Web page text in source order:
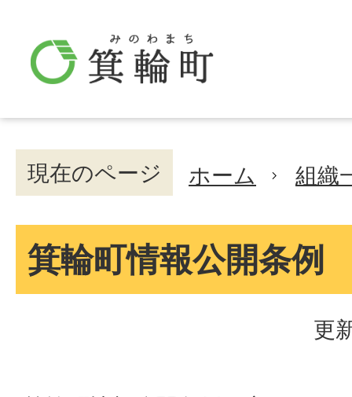
現在のページ ホーム 組織
箕輪町情報公開条例
更